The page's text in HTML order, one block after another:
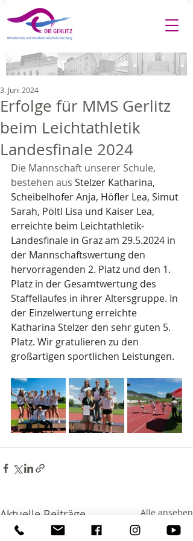
Erfolge für MMS Gerlitz
beim Leichtathletik
Landesfinale 2024
3. Juni 2024
Die Mannschaft unserer Schule,
bestehen aus Stelzer Katharina,
Scheibelhofer Anja, Höfler Lea, Simut
Sarah, Pöltl Lisa und Kaiser Lea,
erreichte beim Leichtathletik-
Landesfinale in Graz am 29.5.2024 in
der Mannschaftswertung den
hervorragenden 2. Platz und den 1.
Platz in der Gesamtwertung des
Staffellaufes in ihrer Altersgruppe. In
der Einzelwertung erreichte
Katharina Stelzer den sehr guten 5.
Platz. Wir gratulieren zu den
großartigen sportlichen Leistungen.
Aktuelle Beiträge Alle ansehen